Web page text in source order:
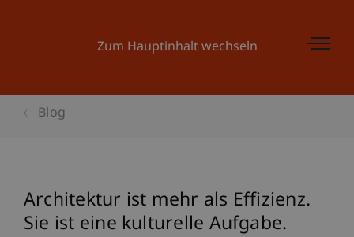
Zum Hauptinhalt wechseln
Blog
Architektur ist mehr als Effizienz.
Sie ist eine kulturelle Aufgabe.